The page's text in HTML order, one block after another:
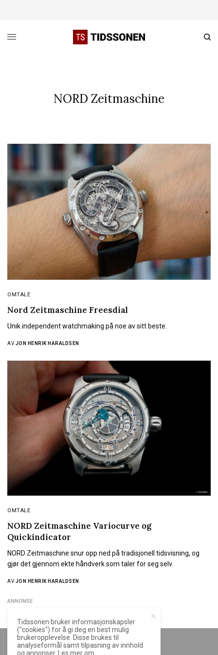
NORD Zeitmaschine
OMTALE
Nord Zeitmaschine Freesdial
Unik independent watchmaking på noe av sitt beste.
AV JON HENRIK HARALDSEN
OMTALE
NORD Zeitmaschine Variocurve og
Quickindicator
NORD Zeitmaschine snur opp ned på tradisjonell tidsvisning, og
gjør det gjennom ekte håndverk som taler for seg selv.
AV JON HENRIK HARALDSEN
ANNONSE
Tidssonen bruker informasjonskapsler
("cookies") for å gi deg en best mulig
brukeropplevelse. Disse brukes til
analyseformål samt tilpasning av innhold
og annonser. Les mer om